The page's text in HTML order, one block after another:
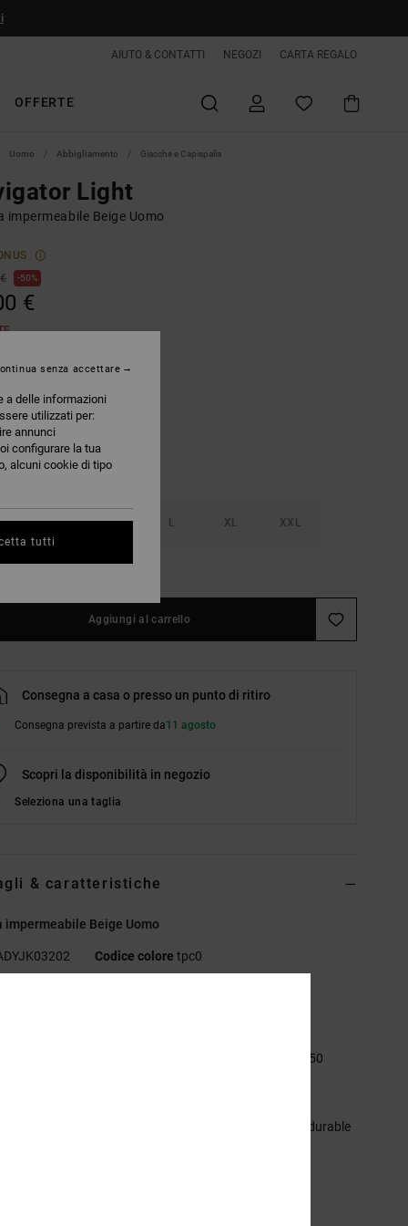
AIUTO & CONTATTI NEGOZI CARTA REGALO
OFFERTE
Uomo Abbigliamento Giacche e Capispalla
Light
impermeabile Beige Uomo
50%
€
S M L XL XXL
la guida alle taglie
Aggiungi al carrello
Consegna a casa o presso un punto di ritiro
Consegna prevista a partire da11 agosto
Scopri la disponibilità in negozio
Seleziona una taglia
& caratteristiche
impermeabile Beige Uomo
Codice colore tpc0
misto di 60% poliestere riciclato e 40% cotone [250
il tessuto con trattamento DWR [durable
a delle informazioni
utilizzati per:
annunci
configurare la tua
alcuni cookie di tipo
senza accettare
tutti